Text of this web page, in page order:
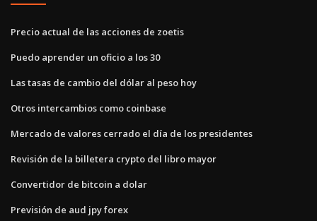
Precio actual de las acciones de zoetis
Puedo aprender un oficio a los 30
Las tasas de cambio del dólar al peso hoy
Otros intercambios como coinbase
Mercado de valores cerrado el día de los presidentes
Revisión de la billetera crypto del libro mayor
Convertidor de bitcoin a dolar
Previsión de aud jpy forex